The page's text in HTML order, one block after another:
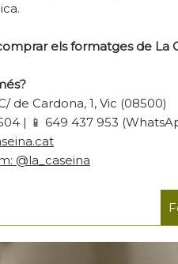
els formatges de La
de Cardona, 1, Vic (08500)
| 📱 649 437 953
@la_caseina